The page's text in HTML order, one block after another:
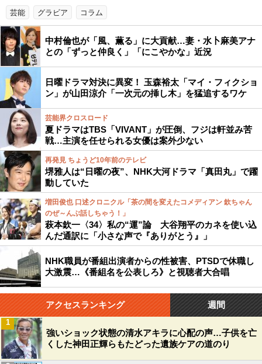
芸能 グラビア コラム
中村倫也が「風、薫る」に大貢献…妻・水卜麻美アナ
との「ずっと仲良く」「にこやかな」近況
日曜ドラマ対決に異変！ 玉森裕太「マイ・フィクショ
ン」が山田涼介「一次元の挿し木」を猛追するワケ
芸能界クロスロード
夏ドラマはTBS「VIVANT」が圧倒、フジは軒並み苦
戦…主演を任せられる女優は案外少ない
再発見 ちょうど10年前のテレビ
堺雅人は“日曜の夜”、NHK大河ドラマ「真田丸」で躍
動していた
増田俊也 口述クロニクル「茶の間を変えたコメディアン 欽ちゃん
のぜ～んぶ話しちゃう！」
萩本欽一〈34〉私の“運”論 大谷翔平のカネを使い込
んだ通訳に「小さな声で『ありがとう』」
NHK職員が番組出演者からの性被害、PTSDで休職し
大激震…《番組名を公表しろ》と視聴者大合唱
アクセスランキング 週間
強いショック状態の清水アキラに心配の声…子供を亡
くした神田正輝らもたどった遺族ケアの道のり
1